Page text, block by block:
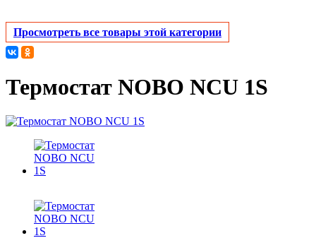
Просмотреть все товары этой категории
Термостат NOBO NCU 1S